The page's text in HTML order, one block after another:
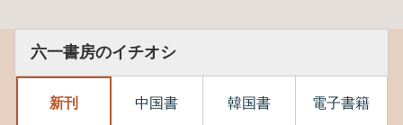
六一書房のイチオシ
新刊 中国書 韓国書 電子書籍